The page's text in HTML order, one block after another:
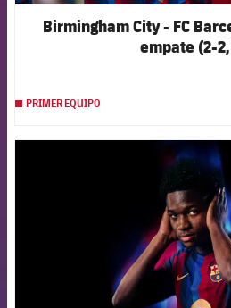
Birmingham City - FC
empate (2-
PRIMER EQUIPO
FCB